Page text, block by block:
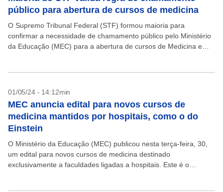
público para abertura de cursos de medicina
O Supremo Tribunal Federal (STF) formou maioria para
confirmar a necessidade de chamamento público pelo Ministério
da Educação (MEC) para a abertura de cursos de Medicina e
01/05/24 - 14:12min
MEC anuncia edital para novos cursos de
medicina mantidos por hospitais, como o do
Einstein
O Ministério da Educação (MEC) publicou nesta terça-feira, 30,
um edital para novos cursos de medicina destinado
exclusivamente a faculdades ligadas a hospitais. Este é o